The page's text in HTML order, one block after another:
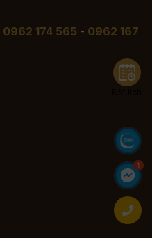
0962 174 565 - 0962 167